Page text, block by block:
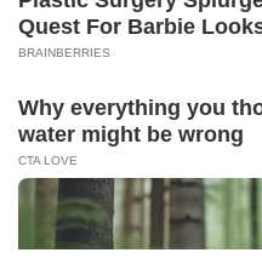
Kabarbaru.co
Follow